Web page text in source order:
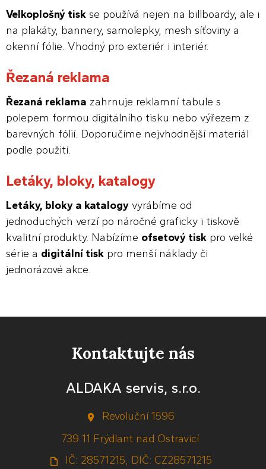
Velkoplošný tisk se používá nejen na billboardy, ale i
na plakáty, bannery, samolepky, mesh síťoviny a
okenní fólie. Vhodný pro exteriér i interiér.
Řezaná reklama
Řezaná reklama zahrnuje reklamní tabule s
polepem formou digitálního tisku nebo výřezem z
barevných fólií. Doporučíme nejvhodnější materiál
podle použití.
Letáky, bloky, katalogy
Letáky, bloky a katalogy vyrábíme od
jednoduchých verzí po náročné graficky i tiskově
kvalitní produkty. Nabízíme ofsetový tisk pro velké
série a digitální tisk pro menší náklady či
jednorázové akce.
Kontaktujte nás
ALDAKA servis, s.r.o.
Revoluční 1596
739 11 Frýdlant nad Ostravicí
IČ: 28571215, DIČ: CZ28571215